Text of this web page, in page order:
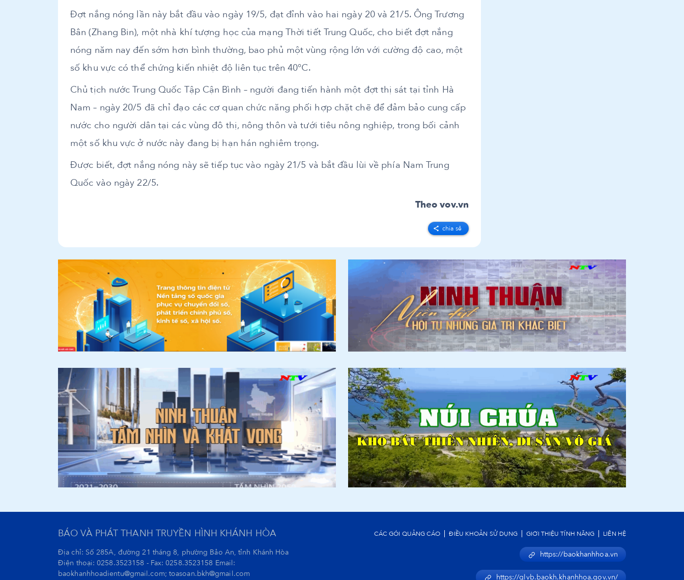
Đợt nắng nóng lần này bắt đầu vào ngày 19/5, đạt đỉnh vào hai ngày 20 và 21/5. Ông Trương
Bân (Zhang Bin), một nhà khí tượng học của mạng Thời tiết Trung Quốc, cho biết đợt nắng
nóng năm nay đến sớm hơn bình thường, bao phủ một vùng rộng lớn với cường độ cao, một
số khu vực có thể chứng kiến ​​nhiệt độ liên tục trên 40℃.
Chủ tịch nước Trung Quốc Tập Cận Bình – người đang tiến hành một đợt thị sát tại tỉnh Hà
Nam – ngày 20/5 đã chỉ đạo các cơ quan chức năng phối hợp chặt chẽ để đảm bảo cung cấp
nước cho người dân tại các vùng đô thị, nông thôn và tưới tiêu nông nghiệp, trong bối cảnh
một số khu vực ở nước này đang bị hạn hán nghiêm trọng.
Được biết, đợt nắng nóng này sẽ tiếp tục vào ngày 21/5 và bắt đầu lùi về phía Nam Trung
Quốc vào ngày 22/5.
Theo vov.vn
chia sẻ
BÁO VÀ PHÁT THANH TRUYỀN HÌNH KHÁNH HÒA
Địa chỉ: Số 285A, đường 21 tháng 8, phường Bảo An, tỉnh Khánh Hòa
Điện thoại: 0258.3523158 - Fax: 0258.3523158 Email:
baokhanhhoadientu@gmail.com; toasoan.bkh@gmail.com
CÁC GÓI QUẢNG CÁO ĐIỀU KHOẢN SỬ DỤNG GIỚI THIỆU TÍNH NĂNG LIÊN HỆ
https://baokhanhhoa.vn
https://qlvb.baokh.khanhhoa.gov.vn/